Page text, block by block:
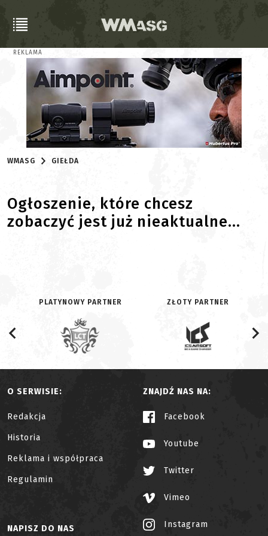
REKLAMA
WMASG GIEŁDA
Ogłoszenie, które chcesz
zobaczyć jest już nieaktualne...
PLATYNOWY PARTNER ZŁOTY PARTNER
O SERWISIE:
Redakcja
Historia
Reklama i współpraca
Regulamin
ZNAJDŹ NAS NA:
Facebook
Youtube
Twitter
Vimeo
Instagram
NAPISZ DO NAS